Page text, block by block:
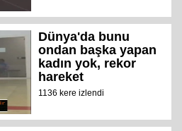
Dünya'da bunu
ondan başka yapan
kadın yok, rekor
hareket
1136 kere izlendi